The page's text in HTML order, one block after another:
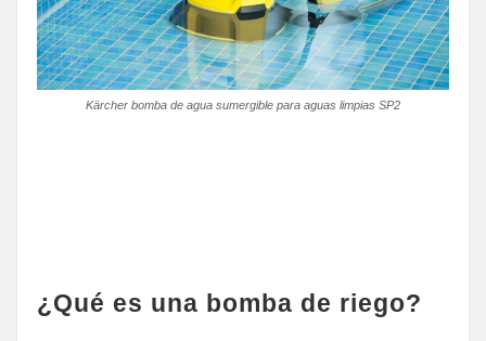
Kärcher bomba de agua sumergible para aguas limpias SP2
¿Qué es una bomba de riego?